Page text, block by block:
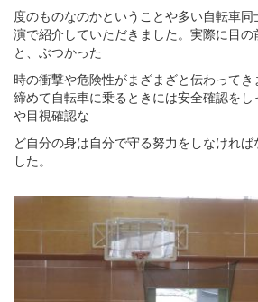
度のものなのかということや多い自転車
演で紹介していただきました。実際に目の
と、ぶつかった
時の衝撃や危険性がまざまざと伝わってき
締めて自転車に乗るときには安全確認をし
や目視確認な
ど自分の身は自分で守る努力をしなけれ
した。